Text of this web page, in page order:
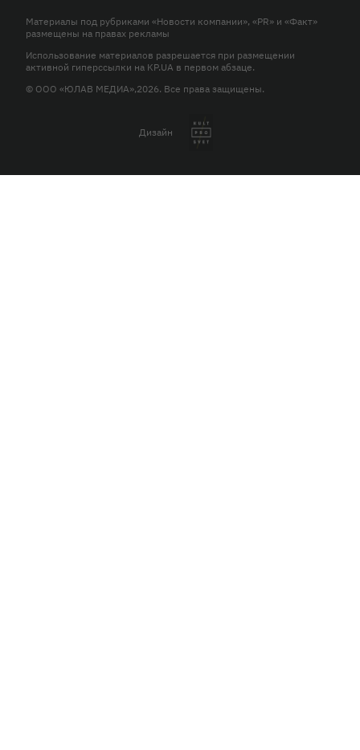
Материалы под рубриками «Новости компании», «PR» и «Факт»
размещены на правах рекламы
Использование материалов разрешается при размещении
активной гиперссылки на KP.UA в первом абзаце.
© ООО «ЮЛАВ МЕДИА»,2026. Все права защищены.
Дизайн